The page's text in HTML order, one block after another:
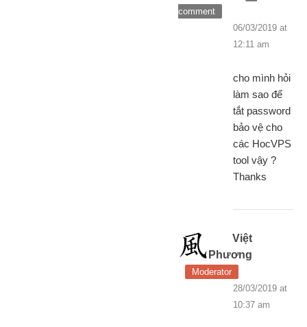
comment
06/03/2019 at
12:11 am
cho mình hỏi
làm sao để
tắt password
bảo vệ cho
các HocVPS
tool vậy ?
Thanks
Việt
Phương
Moderator
28/03/2019 at
10:37 am